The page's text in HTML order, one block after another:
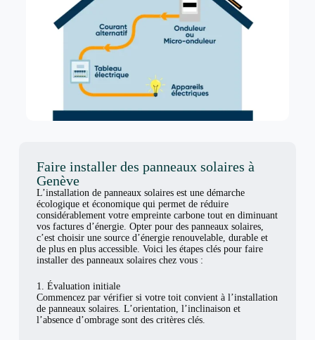
Faire installer des panneaux solaires à
Genève
L’installation de panneaux solaires est une démarche
écologique et économique qui permet de réduire
considérablement votre empreinte carbone tout en diminuant
vos factures d’énergie. Opter pour des panneaux solaires,
c’est choisir une source d’énergie renouvelable, durable et
de plus en plus accessible. Voici les étapes clés pour faire
installer des panneaux solaires chez vous :
1. Évaluation initiale
Commencez par vérifier si votre toit convient à l’installation
de panneaux solaires. L’orientation, l’inclinaison et
l’absence d’ombrage sont des critères clés.